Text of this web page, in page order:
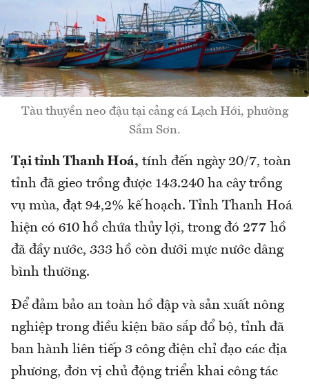
Tàu thuyền neo đậu tại cảng cá Lạch Hới, phường
Sầm Sơn.
Tại tỉnh Thanh Hoá, tính đến ngày 20/7, toàn
tỉnh đã gieo trồng được 143.240 ha cây trồng
vụ mùa, đạt 94,2% kế hoạch. Tỉnh Thanh Hoá
hiện có 610 hồ chứa thủy lợi, trong đó 277 hồ
đã đầy nước, 333 hồ còn dưới mực nước dâng
bình thường.
Để đảm bảo an toàn hồ đập và sản xuất nông
nghiệp trong điều kiện bão sắp đổ bộ, tỉnh đã
ban hành liên tiếp 3 công điện chỉ đạo các địa
phương, đơn vị chủ động triển khai công tác